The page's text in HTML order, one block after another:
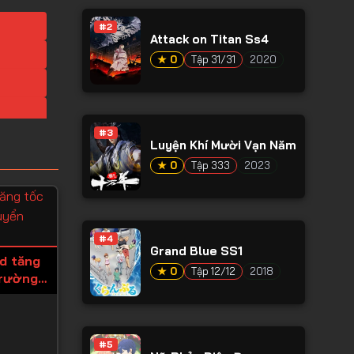
tăng
#2
Attack on Titan Ss4
★ 0 Tập 31/31 2020
#3
Luyện Khí Mười Vạn Năm
★ 0 Tập 333 2023
#4
Grand Blue SS1
★ 0 Tập 12/12 2018
#5